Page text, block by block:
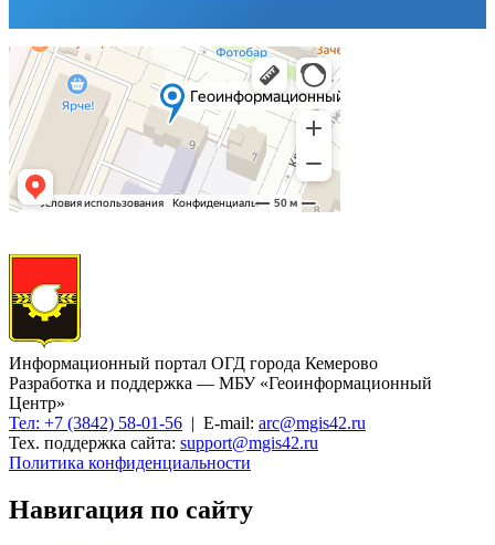
Информационный портал ОГД города Кемерово
Разработка и поддержка — МБУ «Геоинформационный
Центр»
Тел: +7 (3842) 58-01-56 | E-mail: arc@mgis42.ru
Тех. поддержка сайта: support@mgis42.ru
Политика конфиденциальности
Навигация по сайту